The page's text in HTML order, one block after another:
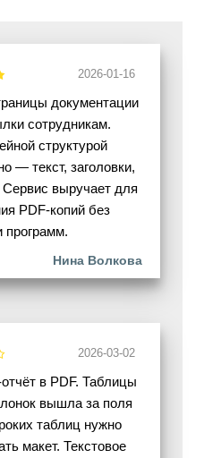
2026-01-16
документации
сотрудникам.
структурой
— текст, заголовки,
выручает для
PDF-копий без
программ.
Нина Волкова
2026-03-02
в PDF. Таблицы
вышла за поля
таблиц нужно
макет. Текстовое